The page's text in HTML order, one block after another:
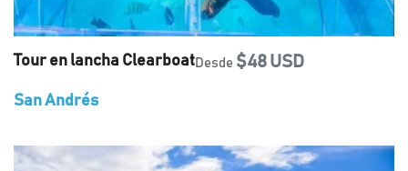
Tour en lancha ClearboatDesde $48 USD
San Andrés